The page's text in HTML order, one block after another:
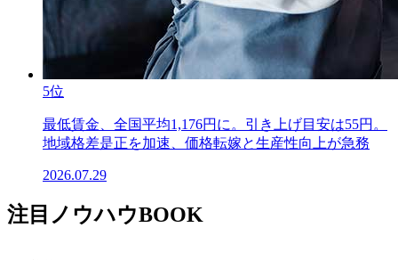
5位
最低賃金、全国平均1,176円に。引き上げ目安は55円。
地域格差是正を加速、価格転嫁と生産性向上が急務
2026.07.29
注目ノウハウBOOK